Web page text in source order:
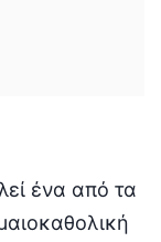
ένα από τα